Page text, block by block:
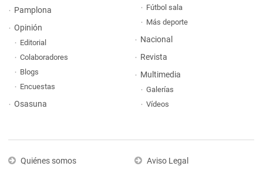
Pamplona
Opinión
Editorial
Colaboradores
Blogs
Encuestas
Osasuna
Fútbol sala
Más deporte
Nacional
Revista
Multimedia
Galerías
Vídeos
Quiénes somos
Aviso Legal